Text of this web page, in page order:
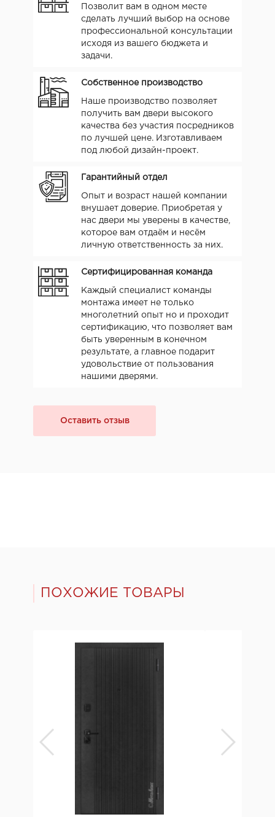
Позволит вам в одном месте
сделать лучший выбор на основе
профессиональной консультации
исходя из вашего бюджета и
задачи.
Собственное производство
Наше производство позволяет
получить вам двери высокого
качества без участия посредников
по лучшей цене. Изготавливаем
под любой дизайн-проект.
Гарантийный отдел
Опыт и возраст нашей компании
внушает доверие. Приобретая у
нас двери мы уверены в качестве,
которое вам отдаём и несём
личную ответственность за них.
Сертифицированная команда
Каждый специалист команды
монтажа имеет не только
многолетний опыт но и проходит
сертификацию, что позволяет вам
быть уверенным в конечном
результате, а главное подарит
удовольствие от пользования
нашими дверями.
Оставить отзыв
ПОХОЖИЕ ТОВАРЫ